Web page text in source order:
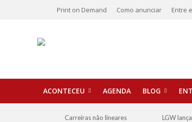
Print on Demand Como anunciar Entre
ACONTECEU AGENDA BLOG
Carreiras não lineares
LGW